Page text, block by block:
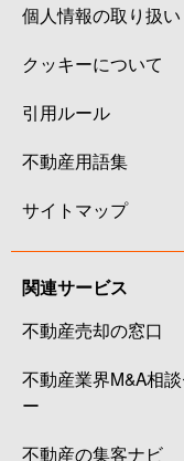
個人情報の取り扱い
クッキーについて
引用ルール
不動産用語集
サイトマップ
関連サービス
不動産売却の窓口
不動産業界M&A相
ー
不動産の集客ナビ